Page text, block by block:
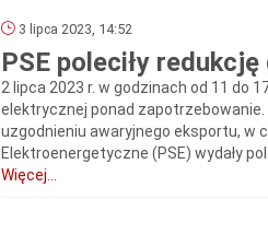
3 lipca 2023, 14:52
PSE poleciły
2 lipca 2023 r. w godzinach od 11 do
elektrycznej ponad
uzgodnieniu awaryjnego eksportu, w
Elektroenergetyczne (PSE) wydały
Więcej...